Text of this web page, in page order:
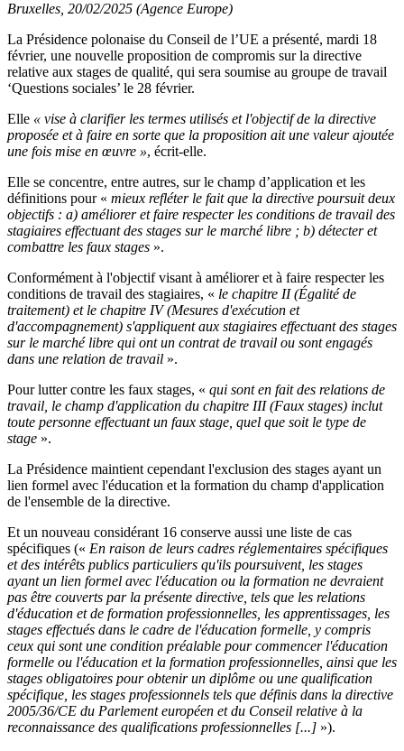
Bruxelles, 20/02/2025 (Agence Europe)
La Présidence polonaise du Conseil de l’UE a présenté, mardi 18
février, une nouvelle proposition de compromis sur la directive
relative aux stages de qualité, qui sera soumise au groupe de travail
‘Questions sociales’ le 28 février.
Elle « vise à clarifier les termes utilisés et l'objectif de la directive
proposée et à faire en sorte que la proposition ait une valeur ajoutée
une fois mise en œuvre », écrit-elle.
Elle se concentre, entre autres, sur le champ d’application et les
définitions pour « mieux refléter le fait que la directive poursuit deux
objectifs : a) améliorer et faire respecter les conditions de travail des
stagiaires effectuant des stages sur le marché libre ; b) détecter et
combattre les faux stages ».
Conformément à l'objectif visant à améliorer et à faire respecter les
conditions de travail des stagiaires, « le chapitre II (Égalité de
traitement) et le chapitre IV (Mesures d'exécution et
d'accompagnement) s'appliquent aux stagiaires effectuant des stages
sur le marché libre qui ont un contrat de travail ou sont engagés
dans une relation de travail ».
Pour lutter contre les faux stages, « qui sont en fait des relations de
travail, le champ d'application du chapitre III (Faux stages) inclut
toute personne effectuant un faux stage, quel que soit le type de
stage ».
La Présidence maintient cependant l'exclusion des stages ayant un
lien formel avec l'éducation et la formation du champ d'application
de l'ensemble de la directive.
Et un nouveau considérant 16 conserve aussi une liste de cas
spécifiques (« En raison de leurs cadres réglementaires spécifiques
et des intérêts publics particuliers qu'ils poursuivent, les stages
ayant un lien formel avec l'éducation ou la formation ne devraient
pas être couverts par la présente directive, tels que les relations
d'éducation et de formation professionnelles, les apprentissages, les
stages effectués dans le cadre de l'éducation formelle, y compris
ceux qui sont une condition préalable pour commencer l'éducation
formelle ou l'éducation et la formation professionnelles, ainsi que les
stages obligatoires pour obtenir un diplôme ou une qualification
spécifique, les stages professionnels tels que définis dans la directive
2005/36/CE du Parlement européen et du Conseil relative à la
reconnaissance des qualifications professionnelles [...] »).